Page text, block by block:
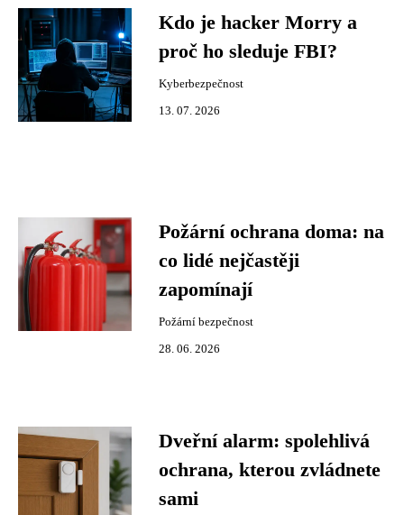
Kdo je hacker Morry a
proč ho sleduje FBI?
Kyberbezpečnost
13. 07. 2026
Požární ochrana doma: na
co lidé nejčastěji
zapomínají
Požární bezpečnost
28. 06. 2026
Dveřní alarm: spolehlivá
ochrana, kterou zvládnete
sami